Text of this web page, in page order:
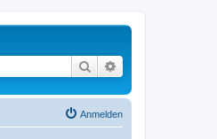
Suche
Anmelden